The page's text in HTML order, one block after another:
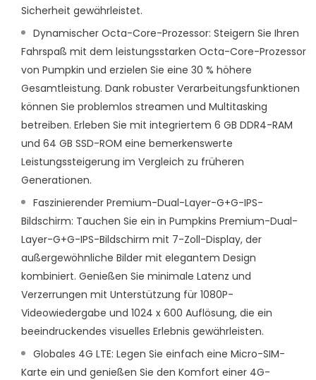
Sicherheit gewährleistet.
Dynamischer Octa-Core-Prozessor: Steigern Sie Ihren
Fahrspaß mit dem leistungsstarken Octa-Core-Prozessor
von Pumpkin und erzielen Sie eine 30 % höhere
Gesamtleistung. Dank robuster Verarbeitungsfunktionen
können Sie problemlos streamen und Multitasking
betreiben. Erleben Sie mit integriertem 6 GB DDR4-RAM
und 64 GB SSD-ROM eine bemerkenswerte
Leistungssteigerung im Vergleich zu früheren
Generationen.
Faszinierender Premium-Dual-Layer-G+G-IPS-
Bildschirm: Tauchen Sie ein in Pumpkins Premium-Dual-
Layer-G+G-IPS-Bildschirm mit 7-Zoll-Display, der
außergewöhnliche Bilder mit elegantem Design
kombiniert. Genießen Sie minimale Latenz und
Verzerrungen mit Unterstützung für 1080P-
Videowiedergabe und 1024 x 600 Auflösung, die ein
beeindruckendes visuelles Erlebnis gewährleisten.
Globales 4G LTE: Legen Sie einfach eine Micro-SIM-
Karte ein und genießen Sie den Komfort einer 4G-